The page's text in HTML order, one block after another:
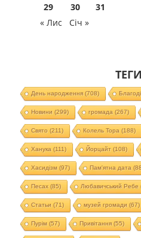
29
30
31
« Лис
Січ »
ТЕГИ
День народження(708)
Новини (299) громада (267)
Свято (211) Колель Тора (188)
Ханука (111) Йорцайт (108)
Хасидізм (97) Пам'ятна дата
Песах(85) Любавичський Ребе
Статьи (71) музей громади (67)
Пурім (57) Привітання(55)